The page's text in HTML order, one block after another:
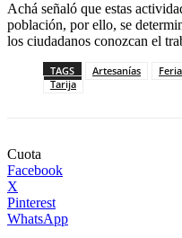
Achá señaló que estas
población, por ello, se
los ciudadanos conozcan el
TAGS Artesanías
Tarija
Cuota
Facebook
X
Pinterest
WhatsApp